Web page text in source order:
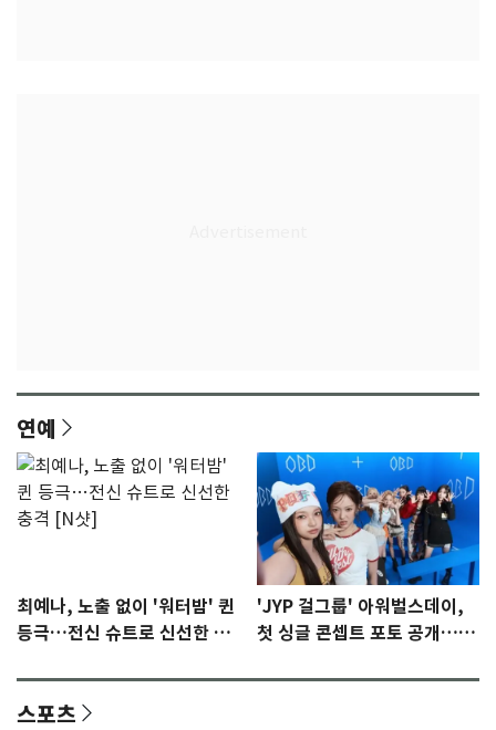
연예
최예나, 노출 없이 '워터밤' 퀸
등극…전신 슈트로 신선한 충
'JYP 걸그룹' 아워벌스데이,
첫 싱글 콘셉트 포토 공개…청
스포츠